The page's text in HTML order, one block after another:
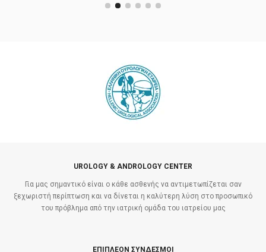
UROLOGY & ANDROLOGY CENTER
Για μας σημαντικό είναι ο κάθε ασθενής να αντιμετωπίζεται σαν
ξεχωριστή περίπτωση και να δίνεται η καλύτερη λύση στο προσωπικό
του πρόβλημα από την ιατρική ομάδα του ιατρείου μας
ΕΠΙΠΛΕΟΝ ΣΥΝΔΕΣΜΟΙ